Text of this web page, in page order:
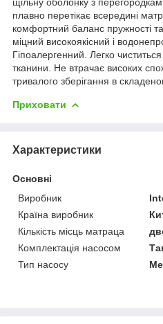
плавно перетікає всередині
комфортний баланс пружності
міцний високоякісний і
Гіпоалергенний. Легко
тканини. Не втрачає високих
тривалого зберігання в
Приховати
Характеристики
Основні
Виробник
Країна виробник
Кількість місць матраца
Комплектація насосом
Тип насосу